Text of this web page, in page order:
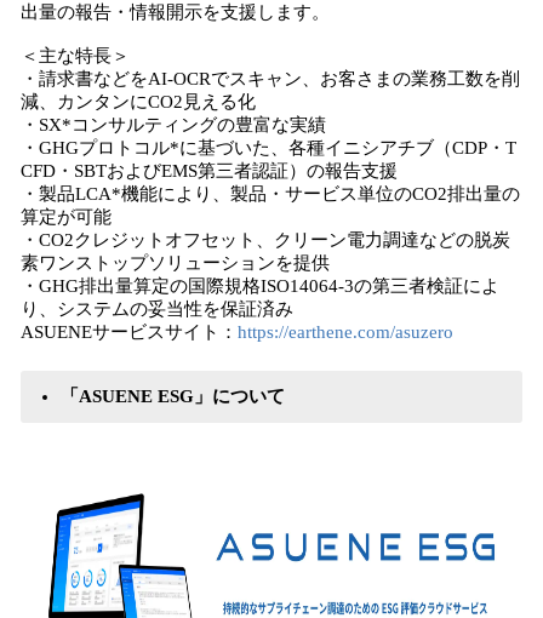
出量の報告・情報開示を支援します。
＜主な特長＞
・請求書などをAI-OCRでスキャン、お客さまの業務工数を削
減、カンタンにCO2見える化
・SX*コンサルティングの豊富な実績
・GHGプロトコル*に基づいた、各種イニシアチブ（CDP・T
CFD・SBTおよびEMS第三者認証）の報告支援
・製品LCA*機能により、製品・サービス単位のCO2排出量の
算定が可能
・CO2クレジットオフセット、クリーン電力調達などの脱炭
素ワンストップソリューションを提供
・GHG排出量算定の国際規格ISO14064-3の第三者検証によ
り、システムの妥当性を保証済み
ASUENEサービスサイト： https://earthene.com/asuzero
「ASUENE ESG」について